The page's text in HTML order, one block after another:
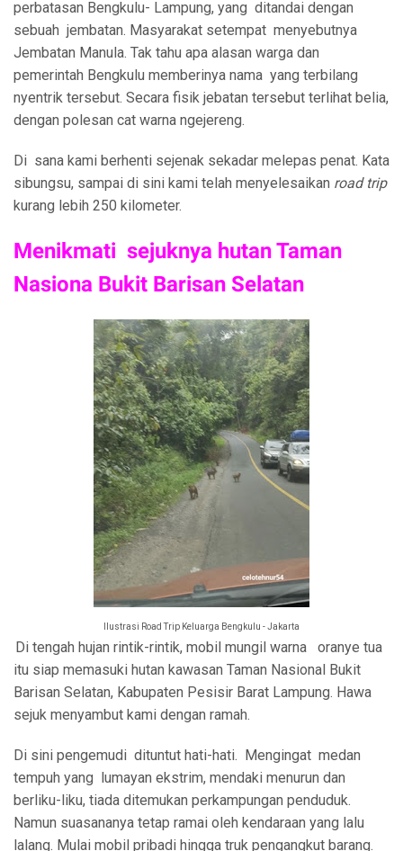
perbatasan Bengkulu- Lampung, yang ditandai dengan
sebuah jembatan. Masyarakat setempat menyebutnya
Jembatan Manula. Tak tahu apa alasan warga dan
pemerintah Bengkulu memberinya nama yang terbilang
nyentrik tersebut. Secara fisik jebatan tersebut terlihat belia,
dengan polesan cat warna ngejereng.
Di sana kami berhenti sejenak sekadar melepas penat. Kata
sibungsu, sampai di sini kami telah menyelesaikan road trip
kurang lebih 250 kilometer.
Menikmati sejuknya hutan Taman
Nasiona Bukit Barisan Selatan
Ilustrasi Road Trip Keluarga Bengkulu - Jakarta
Di tengah hujan rintik-rintik, mobil mungil warna oranye tua
itu siap memasuki hutan kawasan Taman Nasional Bukit
Barisan Selatan, Kabupaten Pesisir Barat Lampung. Hawa
sejuk menyambut kami dengan ramah.
Di sini pengemudi dituntut hati-hati. Mengingat medan
tempuh yang lumayan ekstrim, mendaki menurun dan
berliku-liku, tiada ditemukan perkampungan penduduk.
Namun suasananya tetap ramai oleh kendaraan yang lalu
lalang. Mulai mobil pribadi hingga truk pengangkut barang.